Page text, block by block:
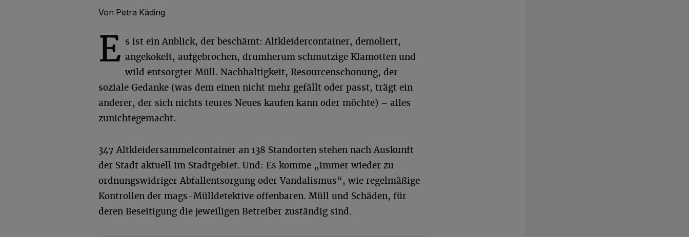
Von Petra Käding
E s ist ein Anblick, der beschämt: Altkleidercontainer, demoliert,
angekokelt, aufgebrochen, drumherum schmutzige Klamotten und
wild entsorgter Müll. Nachhaltigkeit, Resourcenschonung, der
soziale Gedanke (was dem einen nicht mehr gefällt oder passt, trägt ein
anderer, der sich nichts teures Neues kaufen kann oder möchte) – alles
zunichtegemacht.
347 Altkleidersammelcontainer an 138 Standorten stehen nach Auskunft
der Stadt aktuell im Stadtgebiet. Und: Es komme „immer wieder zu
ordnungswidriger Abfallentsorgung oder Vandalismus“, wie regelmäßige
Kontrollen der mags-Mülldetektive offenbaren. Müll und Schäden, für
deren Beseitigung die jeweiligen Betreiber zuständig sind.